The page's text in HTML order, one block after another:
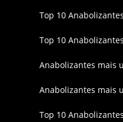
Top 10
Top 10
Anabolizantes mais
Anabolizantes mais
Top 10